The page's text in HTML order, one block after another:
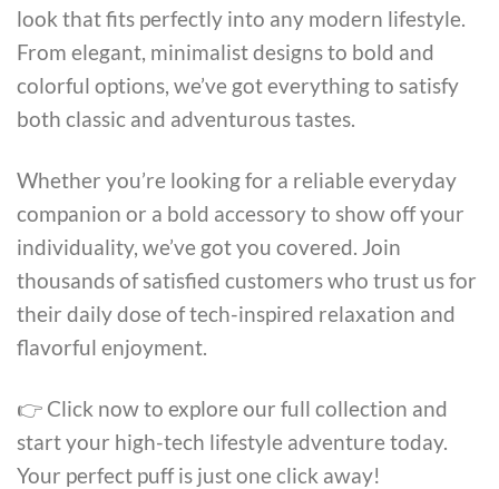
look that fits perfectly into any modern lifestyle.
From elegant, minimalist designs to bold and
colorful options, we’ve got everything to satisfy
both classic and adventurous tastes.
Whether you’re looking for a reliable everyday
companion or a bold accessory to show off your
individuality, we’ve got you covered. Join
thousands of satisfied customers who trust us for
their daily dose of tech-inspired relaxation and
flavorful enjoyment.
👉 Click now to explore our full collection and
start your high-tech lifestyle adventure today.
Your perfect puff is just one click away!